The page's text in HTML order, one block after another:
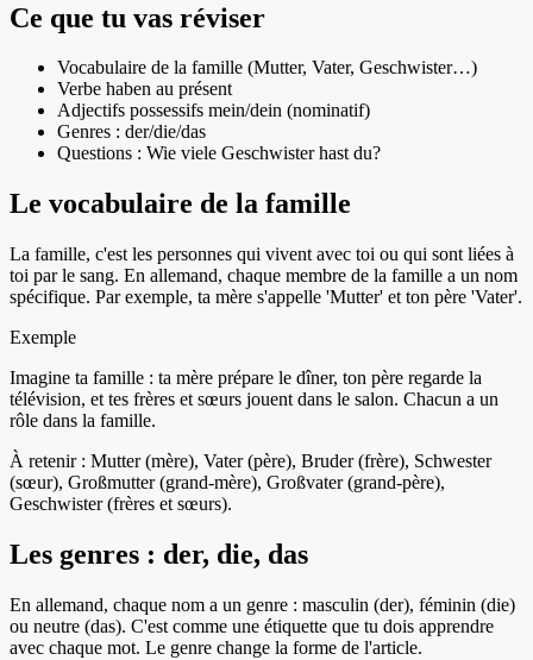
Ce que tu vas réviser
Vocabulaire de la famille (Mutter, Vater, Geschwister…)
Verbe haben au présent
Adjectifs possessifs mein/dein (nominatif)
Genres : der/die/das
Questions : Wie viele Geschwister hast du?
Le vocabulaire de la famille
La famille, c'est les personnes qui vivent avec toi ou qui sont liées à
toi par le sang. En allemand, chaque membre de la famille a un nom
spécifique. Par exemple, ta mère s'appelle 'Mutter' et ton père 'Vater'.
Exemple
Imagine ta famille : ta mère prépare le dîner, ton père regarde la
télévision, et tes frères et sœurs jouent dans le salon. Chacun a un
rôle dans la famille.
À retenir : Mutter (mère), Vater (père), Bruder (frère), Schwester
(sœur), Großmutter (grand-mère), Großvater (grand-père),
Geschwister (frères et sœurs).
Les genres : der, die, das
En allemand, chaque nom a un genre : masculin (der), féminin (die)
ou neutre (das). C'est comme une étiquette que tu dois apprendre
avec chaque mot. Le genre change la forme de l'article.